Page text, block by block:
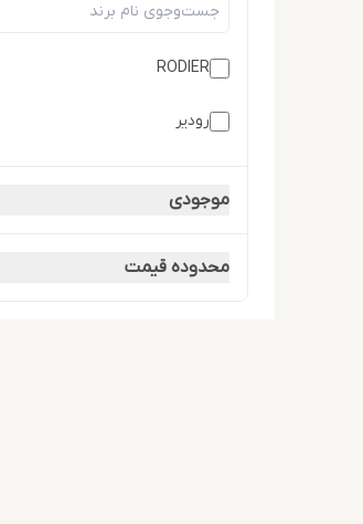
RODIER
رودیر
موجودی
محدوده قیمت